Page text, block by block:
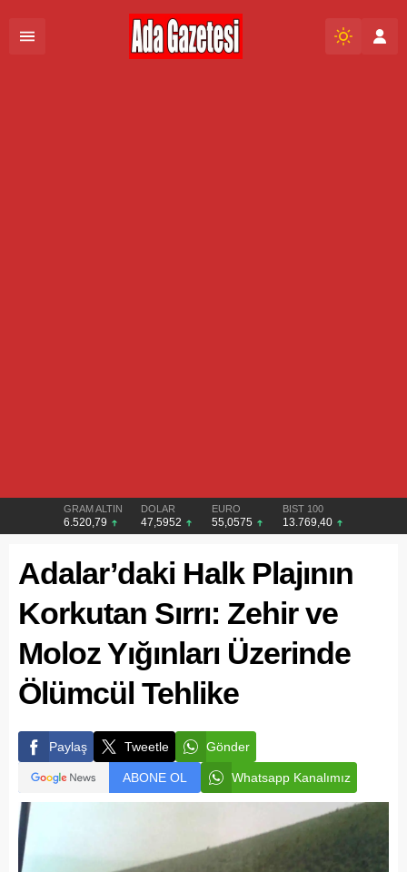
GRAM ALTIN
6.520,79
DOLAR
47,5952
EURO
55,0575
BIST 100
13.769,40
Adalar’daki Halk Plajının
Korkutan Sırrı: Zehir ve
Moloz Yığınları Üzerinde
Ölümcül Tehlike
Paylaş Tweetle Gönder
ABONE OL Whatsapp Kanalımız